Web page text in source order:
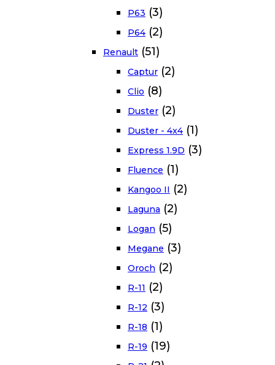
P63 (3)
P64 (2)
Renault (51)
Captur (2)
Clio (8)
Duster (2)
Duster - 4x4 (1)
Express 1.9D (3)
Fluence (1)
Kangoo II (2)
Laguna (2)
Logan (5)
Megane (3)
Oroch (2)
R-11 (2)
R-12 (3)
R-18 (1)
R-19 (19)